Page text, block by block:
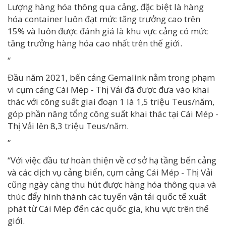
Lượng hàng hóa thông qua cảng, đặc biệt là hàng
hóa container luôn đạt mức tăng trưởng cao trên
15% và luôn được đánh giá là khu vực cảng có mức
tăng trưởng hàng hóa cao nhất trên thế giới.
“
Đầu năm 2021, bến cảng Gemalink nằm trong phạm
vi cụm cảng Cái Mép - Thị Vải đã được đưa vào khai
thác với công suất giai đoạn 1 là 1,5 triệu Teus/năm,
góp phần nâng tổng công suất khai thác tại Cái Mép -
Thị Vải lên 8,3 triệu Teus/năm.
”
“Với việc đầu tư hoàn thiện về cơ sở hạ tầng bến cảng
và các dịch vụ cảng biển, cụm cảng Cái Mép - Thị Vải
cũng ngày càng thu hút được hàng hóa thông qua và
thúc đẩy hình thành các tuyến vận tải quốc tế xuất
phát từ Cái Mép đến các quốc gia, khu vực trên thế
giới.